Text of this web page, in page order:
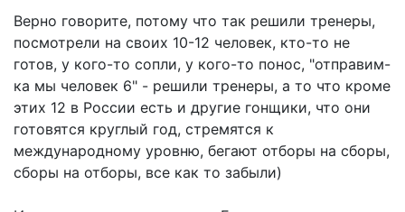
Верно говорите, потому что так решили тренеры,
посмотрели на своих 10-12 человек, кто-то не
готов, у кого-то сопли, у кого-то понос, "отправим-
ка мы человек 6" - решили тренеры, а то что кроме
этих 12 в России есть и другие гонщики, что они
готовятся круглый год, стремятся к
международному уровню, бегают отборы на сборы,
сборы на отборы, все как то забыли)